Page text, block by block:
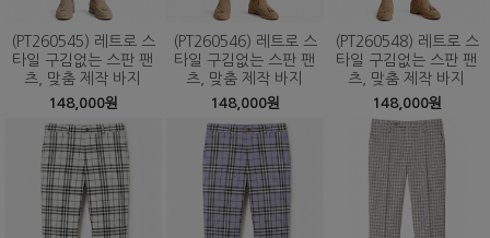
(PT260545) 레트로 스
타일 구김없는 스판 팬
츠, 맞춤 제작 바지
148,000원
(PT260546) 레트로 스
타일 구김없는 스판 팬
츠, 맞춤 제작 바지
148,000원
(PT260548) 레트로 스
타일 구김없는 스판 팬
츠, 맞춤 제작 바지
148,000원